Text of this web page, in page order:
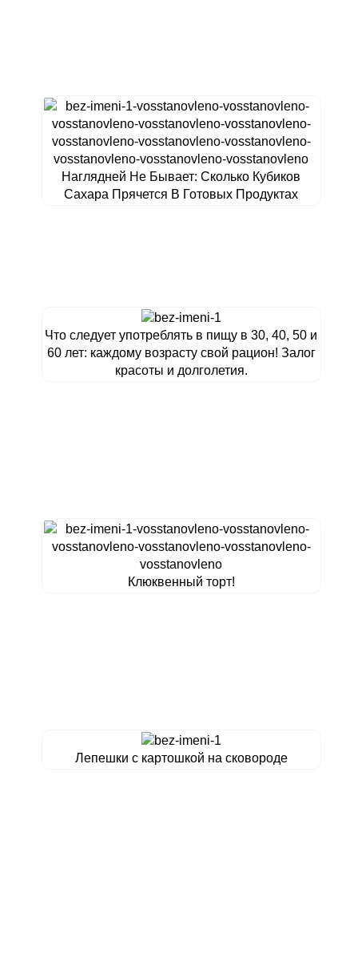
Наглядней Не Бывает: Сколько Кубиков
Сахара Прячется В Готовых Продуктах
Что следует употреблять в пищу в 30, 40, 50 и
60 лет: каждому возрасту свой рацион! Залог
красоты и долголетия.
Клюквенный торт!
Лепешки с картошкой на сковороде